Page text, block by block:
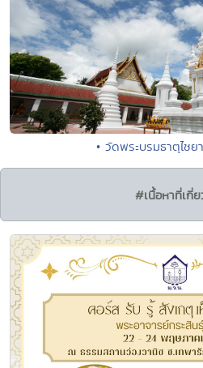
• วัดพระบรมธาตุไชย
#เนื้อหาที่เกี่